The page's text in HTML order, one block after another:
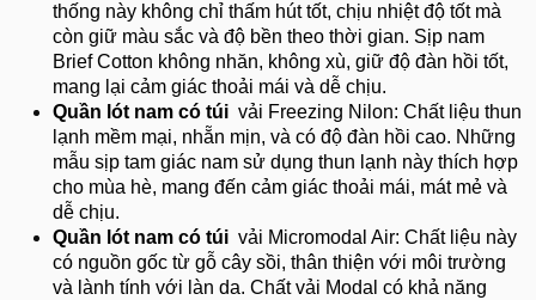
thống này không chỉ thấm hút tốt, chịu nhiệt độ tốt mà
còn giữ màu sắc và độ bền theo thời gian. Sịp nam
Brief Cotton không nhăn, không xù, giữ độ đàn hồi tốt,
mang lại cảm giác thoải mái và dễ chịu.
Quần lót nam có túi vải Freezing Nilon: Chất liệu thun
lạnh mềm mại, nhẵn mịn, và có độ đàn hồi cao. Những
mẫu sịp tam giác nam sử dụng thun lạnh này thích hợp
cho mùa hè, mang đến cảm giác thoải mái, mát mẻ và
dễ chịu.
Quần lót nam có túi vải Micromodal Air: Chất liệu này
có nguồn gốc từ gỗ cây sồi, thân thiện với môi trường
và lành tính với làn da. Chất vải Modal có khả năng